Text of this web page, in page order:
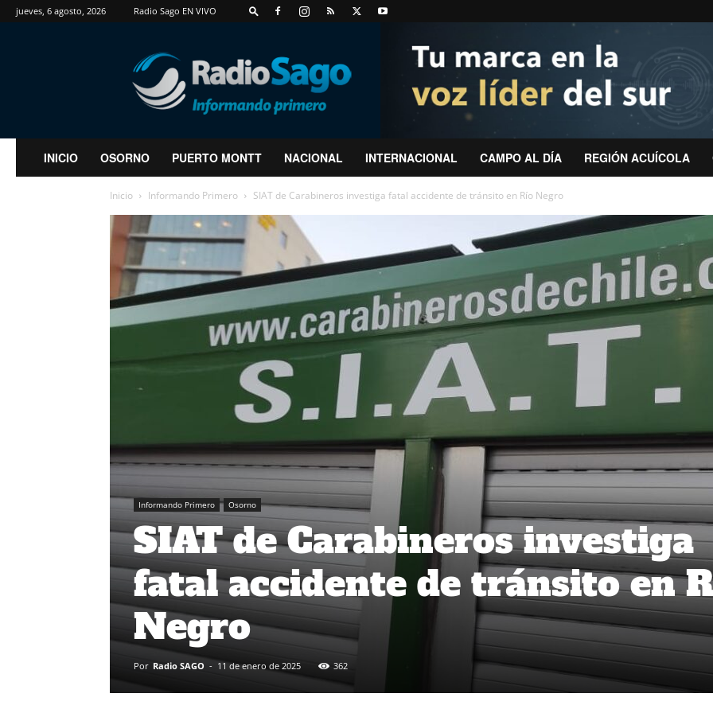
jueves, 6 agosto, 2026 Radio Sago EN VIVO
RadioSago
INICIO OSORNO PUERTO MONTT NACIONAL INTERNACIONAL CAMPO AL DÍA REGIÓN ACUÍCOLA
Inicio Informando Primero SIAT de Carabineros investiga fatal accidente de tránsito en Río Negro
Informando Primero Osorno
SIAT de Carabineros investiga
fatal accidente de tránsito en
Negro
Por Radio SAGO - 11 de enero de 2025 362